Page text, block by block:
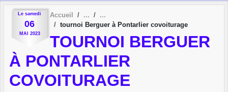
Le samedi
06
MAI 2023
Accueil
tournoi Berguer à Pontarlier covoiturage
TOURNOI BERGUER
À PONTARLIER
COVOITURAGE